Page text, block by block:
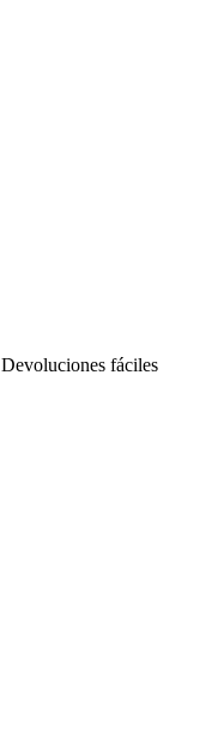
Devoluciones fáciles